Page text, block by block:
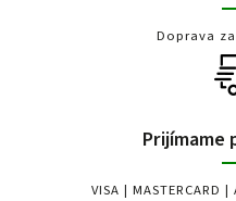
Doprava
VISA | MASTERCARD |